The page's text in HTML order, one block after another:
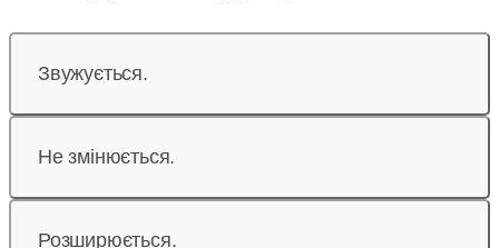
Звужується.
Не змінюється.
Розширюється.